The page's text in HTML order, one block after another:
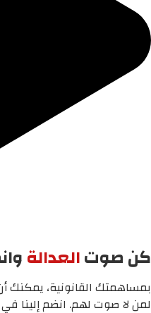
كن صوتالعدالة
بمساهمتك القانونية، يمكنك
لمن لا صوت لهم. انضم إلينا